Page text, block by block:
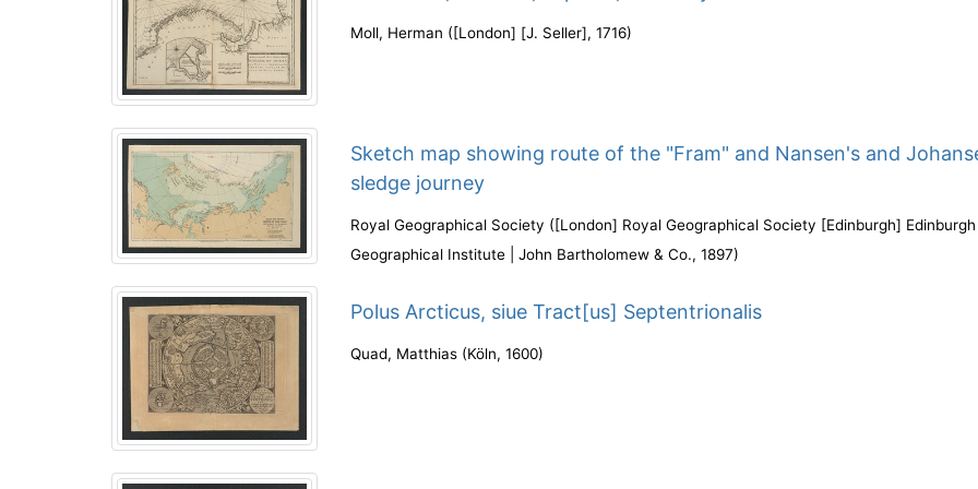
Moll, Herman ([London] [J. Seller],1716)
Sketch map showing route of the "Fram" and Nansen's and
sledge journey
Royal Geographical Society ([London] Royal Geographical Society [Edinburgh] Edinburgh
Geographical Institute | John Bartholomew & Co.,1897)
Polus Arcticus, siue Tract[us] Septentrionalis
Quad, Matthias (Köln,1600)